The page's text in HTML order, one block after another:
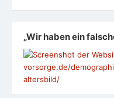
„Wir haben ein
vorsorge.de/
altersbild/